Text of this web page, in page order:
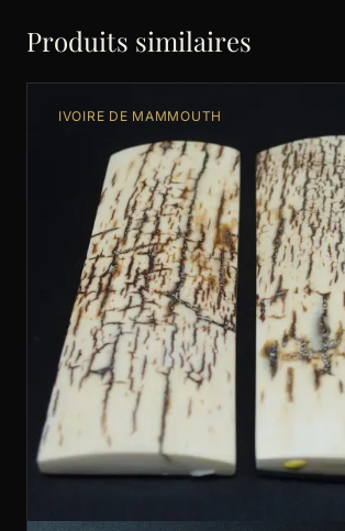
Produits similaires
IVOIRE DE MAMMOUTH